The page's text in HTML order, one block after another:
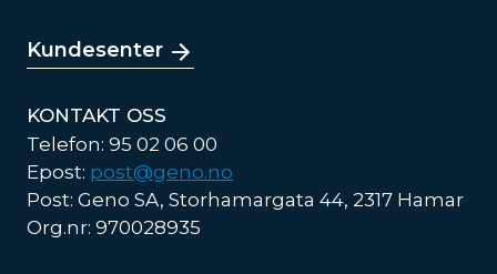
Kundesenter
KONTAKT OSS
Telefon: 95 02 06 00
Epost: post@geno.no
Post: Geno SA, Storhamargata 44, 2317 Hamar
Org.nr: 970028935